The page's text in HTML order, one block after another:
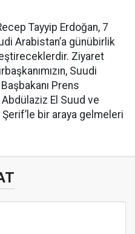
Tayyip Erdoğan, 7
Arabistan’a günübirlik
Ziyaret
Suudi
Prens
El Suud ve
bir araya gelmeleri